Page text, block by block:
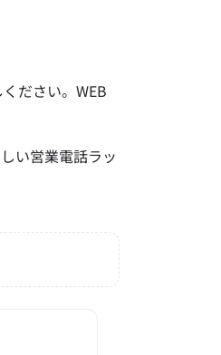
ださい。WEB
い営業電話ラッ